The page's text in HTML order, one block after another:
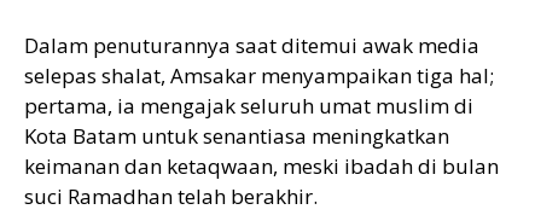
Dalam penuturannya saat ditemui awak media
selepas shalat, Amsakar menyampaikan tiga hal;
pertama, ia mengajak seluruh umat muslim di
Kota Batam untuk senantiasa meningkatkan
keimanan dan ketaqwaan, meski ibadah di bulan
suci Ramadhan telah berakhir.